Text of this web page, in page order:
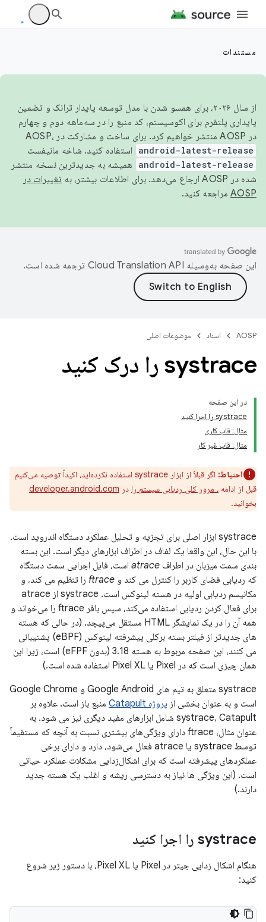
مستندات
از سال ۲۰۲۶، برای همسو شدن با مدل توسعه پایدار ترانک و تضمین
پایداری پلتفرم برای اکوسیستم، کد منبع را در سه‌ماهه دوم و چهارم
در AOSP منتشر خواهیم کرد. برای ساخت و مشارکت در AOSP،
android-latest-release استفاده کنید. شاخه مانیفست
android-latest-release
همیشه به جدیدترین نسخه منتشر
شده در AOSP ارجاع می‌دهد. برای اطلاعات بیشتر، به
تغییرات در
AOSP مراجعه کنید.
این صفحه به‌وسیله ترجمه شده است.
AOSP اسناد موضوعات اصلی
systrace را درک کنید
در این صفحه
systrace را اجرا کنید
مثال: قاب کاری
مثال: قاب غیر کار
احتیاط:
اگر قبلاً از ابزار systrace استفاده نکرده‌اید، اکیداً توصیه می‌کنیم
قبل از ادامه ، مرور کلی ردیابی سیستم را در developer.android.com
بخوانید.
systrace ابزار اصلی برای تجزیه و تحلیل عملکرد دستگاه اندروید است.
با این حال، این واقعا یک لفاف در اطراف ابزارهای دیگر است. این بسته
بندی سمت میزبان در اطراف atrace است، فایل اجرایی سمت دستگاه
که ردیابی فضای کاربر را کنترل می کند و ftrace را تنظیم می کند، و
مکانیسم ردیابی اولیه در هسته لینوکس است. systrace از atrace
برای فعال کردن ردیابی استفاده می‌کند، سپس بافر ftrace را می‌خواند و
همه آن را در یک نمایشگر HTML مستقل می‌پیچد. (در حالی که هسته
های جدیدتر از فیلتر بسته برکلی پیشرفته لینوکس (eBPF) پشتیبانی
می کنند، این صفحه مربوط به هسته 3.18 (بدون eFPF) است، زیرا این
همان چیزی است که در Pixel یا Pixel XL استفاده شده است.)
systrace متعلق به تیم های Google Android و Google Chrome
است و به عنوان بخشی از پروژه Catapult
منبع باز است. علاوه بر
systrace، Catapult شامل ابزارهای مفید دیگری نیز می شود. به
عنوان مثال، ftrace دارای ویژگی‌های بیشتری نسبت به آنچه که مستقیماً
توسط systrace یا atrace فعال می‌شود، دارد و دارای برخی
عملکردهای پیشرفته است که برای اشکال‌زدایی مشکلات عملکرد حیاتی
است. (این ویژگی ها نیاز به دسترسی ریشه و اغلب یک هسته جدید
دارند.)
systrace را اجرا کنید
هنگام اشکال زدایی جیتر در Pixel یا Pixel XL، با دستور زیر شروع
کنید: